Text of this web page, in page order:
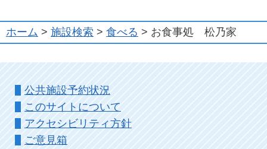
ホーム > 施設検索 > 食べる > お食事処 松乃家
公共施設予約状況
このサイトについて
アクセシビリティ方針
ご意見箱